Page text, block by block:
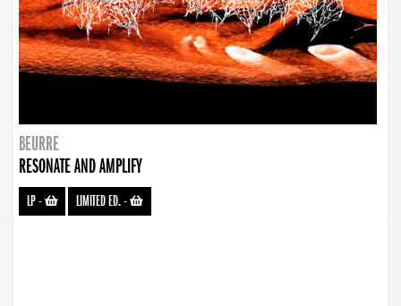
BEURRE
RESONATE AND AMPLIFY
LP- LIMITED ED.-